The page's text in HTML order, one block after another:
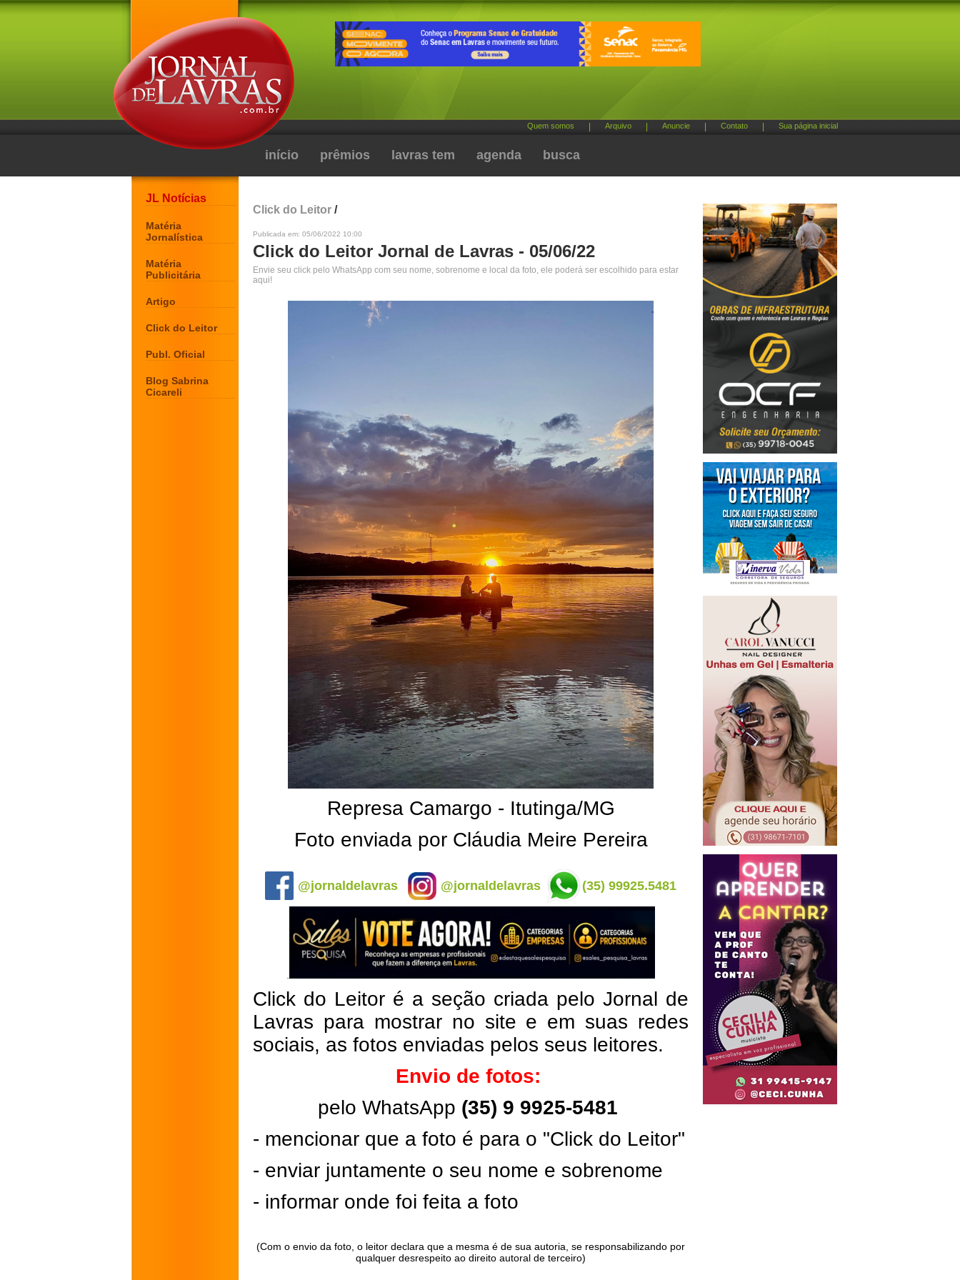
Quem somos Arquivo Anuncie Contato Sua página inicial
início prêmios lavras tem agenda busca
JL Notícias
Matéria
Jornalística
Matéria
Publicitária
Artigo
Click do Leitor
Publ. Oficial
Blog Sabrina
Cicareli
Click do Leitor /
Publicada em: 05/06/2022 10:00
Click do Leitor Jornal de Lavras - 05/06/22
Envie seu click pelo WhatsApp com seu nome, sobrenome e local da foto, ele poderá ser escolhido para estar
aqui!
Represa Camargo - Itutinga/MG
Foto enviada por Cláudia Meire Pereira
@jornaldelavras @jornaldelavras (35) 99925.5481
Click do Leitor é a seção criada pelo Jornal de
Lavras para mostrar no site e em suas redes
sociais, as fotos enviadas pelos seus leitores.
Envio de fotos:
pelo WhatsApp (35) 9 9925-5481
- mencionar que a foto é para o "Click do Leitor"
- enviar juntamente o seu nome e sobrenome
- informar onde foi feita a foto
(Com o envio da foto, o leitor declara que a mesma é de sua autoria, se responsabilizando por
qualquer desrespeito ao direito autoral de terceiro)